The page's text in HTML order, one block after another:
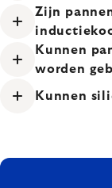
Zijn
Kunnen
worden
Kunnen
FOOTER